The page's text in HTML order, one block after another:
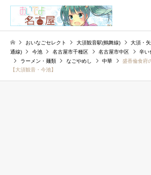
おいなごセレクト 大須観音駅(鶴舞線) 大須・
通線)
今池 名古屋市千種区 名古屋市中区 辛い
ラーメン・麺類
なごやめし 中華
盛香倫食府
【大須観音・今池】